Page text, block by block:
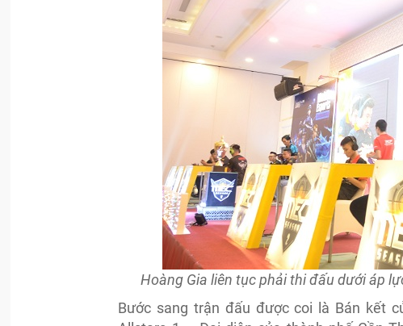
Hoàng Gia liên tục phải thi đấu dưới áp
Bước sang trận đấu được coi là Bán kết